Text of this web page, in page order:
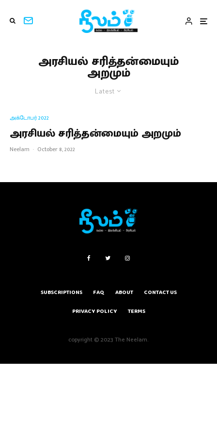
அரசியல் சரித்தன்மையும்
அறமும்
Latest
அக்டோபர் 2022
அரசியல் சரித்தன்மையும் அறமும்
Neelam · October 8, 2022
SUBSCRIPTIONS FAQ ABOUT CONTACT US
PRIVACY POLICY TERMS
copyright © 2023 The Neelam.